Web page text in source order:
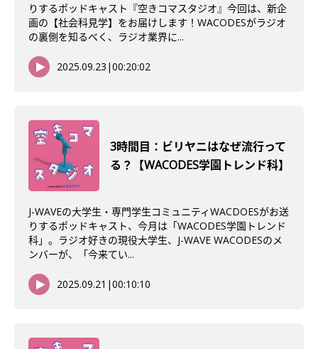
りするポッドキャスト『空きコマスタジオ』今回は、新企
画の【社会科見学】をお届けします！WACODESがラジオ
の裏側を知るべく、ラジオ業界に...
2025.09.23 |00:20:02
3時間目：ビリヤニはなぜ流行って
る？【WACODES学園トレンド科】
J-WAVEの大学生・専門学生コミュニティWACDOESがお送
りするポッドキャスト、今月は「WACODES学園トレンド
科」。ラジオ好きの現役大学生、J-WAVE WACODESのメ
ンバーが、「今来てい...
2025.09.21 |00:10:10